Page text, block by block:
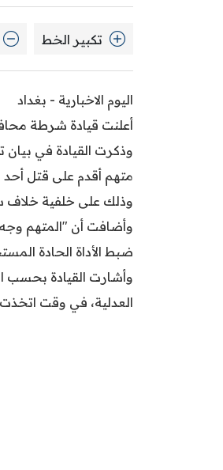
تكبير الخط
اليوم الاخبارية - بغداد
أعلنت قيادة شرطة
وذكرت القيادة في بيان
متهم أقدم على قتل
وذلك على خلفية خلاف
وأضافت أن "المتهم
ضبط الأداة الحادة
وأشارت القيادة بحسب
العدلية، في وقت اتخذت